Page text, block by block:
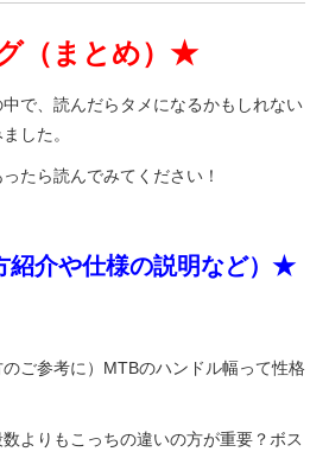
（まとめ）★
で、読んだらタメになるかもしれない
した。
たら読んでみてください！
介や仕様の説明など）★
のご参考に）MTBのハンドル幅って性格
よりもこっちの違いの方が重要？ボス